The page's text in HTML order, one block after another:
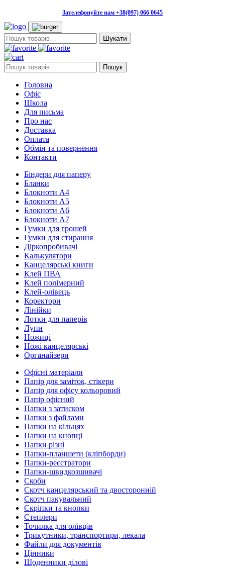
Зателефонуйте нам +38(097) 066 0645
Пошук:
Пошук: Пошук
Головна
Офіс
Школа
Для письма
Про нас
Доставка
Оплата
Обмін та повернення
Контакти
Біндери для паперу
Бланки
Блокноти А4
Блокноти А5
Блокноти А6
Блокноти А7
Гумки для грошей
Гумки для стирання
Діркопробивачі
Калькулятори
Канцелярські книги
Клей ПВА
Клей полімерний
Клей-олівець
Коректори
Лінійки
Лотки для паперів
Лупи
Ножиці
Ножі канцелярські
Органайзери
Офісні матеріали
Папір для заміток, стікери
Папір для офісу кольоровий
Папір офісний
Папки з затиском
Папки з файлами
Папки на кільцях
Папки на кнопці
Папки різні
Папки-планшети (кліпборди)
Папки-реєстратори
Папки-швидкозшивачі
Скоби
Скотч канцелярський та двосторонній
Скотч пакувальний
Скріпки та кнопки
Степлери
Точилка для олівців
Трикутники, транспортири, лекала
Файли для документів
Цінники
Щоденники ділові